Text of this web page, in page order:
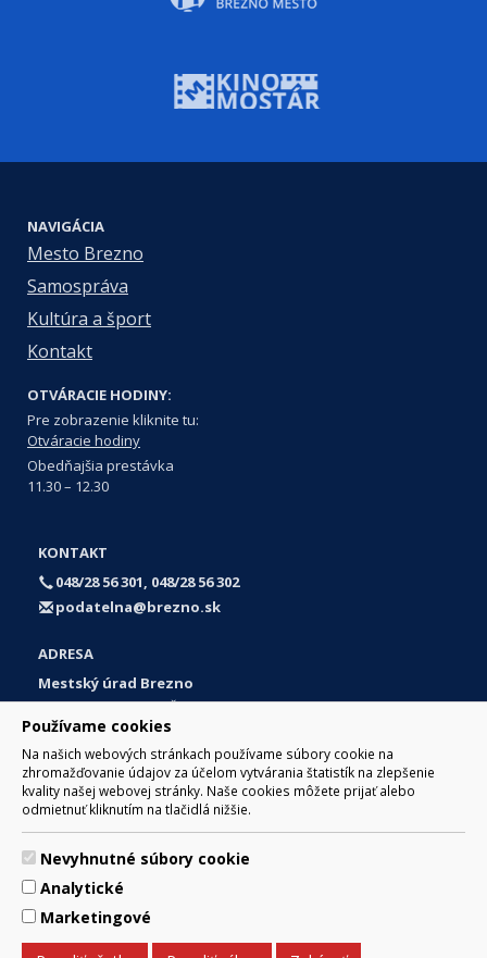
Používame cookies
Na našich webových stránkach používame súbory cookie na
zhromažďovanie údajov za účelom vytvárania štatistík na zlepšenie
kvality našej webovej stránky. Naše cookies môžete prijať alebo
odmietnuť kliknutím na tlačidlá nižšie.
Nevyhnutné súbory cookie
Analytické
Marketingové
NAVIGÁCIA
Mesto Brezno
Samospráva
Kultúra a šport
Kontakt
OTVÁRACIE HODINY:
Pre zobrazenie kliknite tu:
Otváracie hodiny
Obedňajšia prestávka
11.30 – 12.30
KONTAKT
048/28 56 301, 048/28 56 302
podatelna@brezno.sk
ADRESA
Mestský úrad Brezno
Námestie gen. M. R. Štefánika 1
977 01 Brezno
Slovakia (Slovak Republic)
© 2017 Mesto Brezno, Námestie gen. M. R. Štefánika 1, Brezno
977 01 Tel.: 048/28 56 301, 048/28 56 302 Email:
Za obsah zodpovedá Mesto Brezno. Technický prevádzkovateľ:
Arrabella, s.r.o. , Pod Donátom 12/136 Žiar nad Hronom 965 01